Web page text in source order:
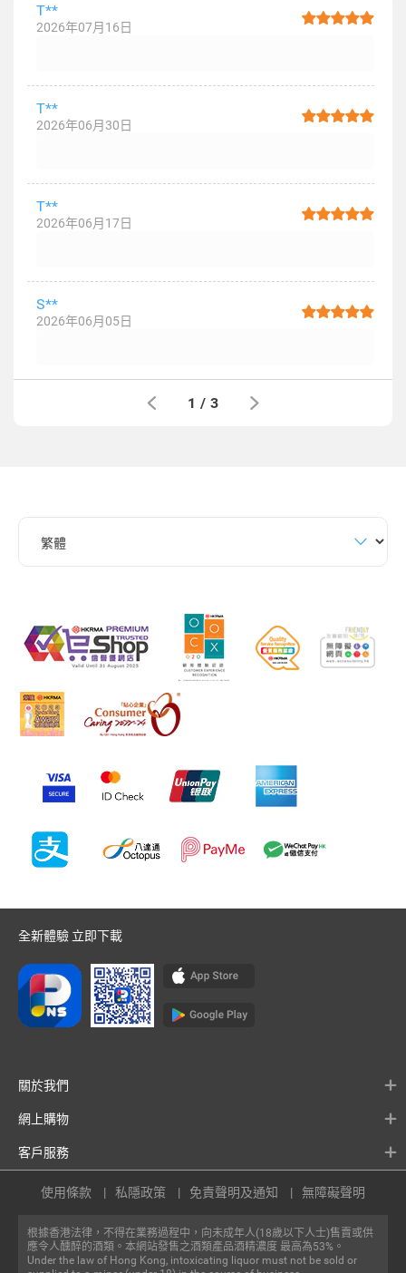
T**
2026年07月16日
T**
2026年06月30日
T**
2026年06月17日
S**
2026年06月05日
1 / 3
全新體驗 立即下載
關於我們
網上購物
客戶服務
根據香港法律，不得在業務過程中，向未成年人(18歲以下人士)售賣或供
應令人醺醉的酒類。本網站發售之酒類產品酒精濃度 最高為53%。
Under the law of Hong Kong, intoxicating liquor must not be sold or
使用條款 私隱政策 免責聲明及通知 無障礙聲明